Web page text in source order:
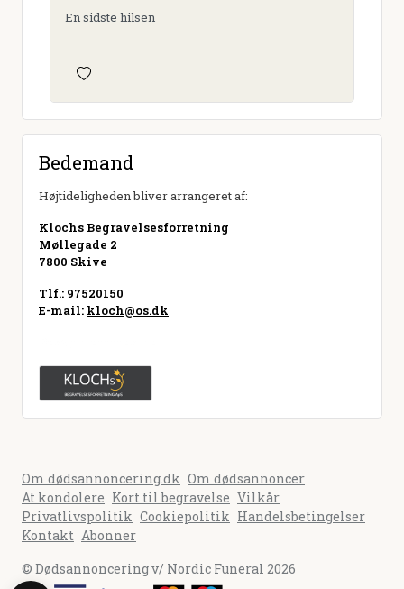
En sidste hilsen
Bedemand
Højtideligheden bliver arrangeret af:
Klochs Begravelsesforretning
Møllegade 2
7800 Skive
Tlf.: 97520150
E-mail: kloch@os.dk
Om dødsannoncering.dk Om dødsannoncer
At kondolere Kort til begravelse Vilkår
Privatlivspolitik Cookiepolitik Handelsbetingelser
Kontakt Abonner
© Dødsannoncering v/ Nordic Funeral 2026